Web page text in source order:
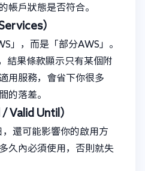
帳戶狀態是否符合。
）
」，而是「部分AWS」。
結果條款顯示只有某個附
用服務，會省下你很多
的落差。
Valid Until）
還可能影響你的啟用方
久內必須使用，否則就失